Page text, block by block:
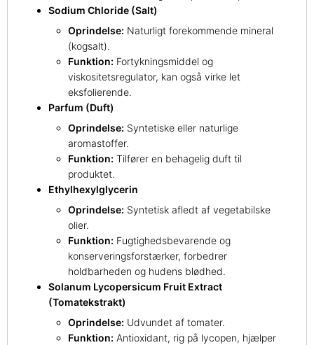
Sodium Chloride (Salt)
Oprindelse: Naturligt forekommende mineral
(kogsalt).
Funktion: Fortykningsmiddel og
viskositetsregulator, kan også virke let
eksfolierende.
Parfum (Duft)
Oprindelse: Syntetiske eller naturlige
aromastoffer.
Funktion: Tilfører en behagelig duft til
produktet.
Ethylhexylglycerin
Oprindelse: Syntetisk afledt af vegetabilske
olier.
Funktion: Fugtighedsbevarende og
konserveringsforstærker, forbedrer
holdbarheden og hudens blødhed.
Solanum Lycopersicum Fruit Extract
(Tomatekstrakt)
Oprindelse: Udvundet af tomater.
Funktion: Antioxidant, rig på lycopen, hjælper